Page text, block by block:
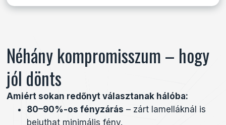
Néhány kompromisszum – hogy
jól dönts
Amiért sokan redőnyt választanak hálóba:
80–90%-os fényzárás – zárt lamelláknál is
bejuthat minimális fény.